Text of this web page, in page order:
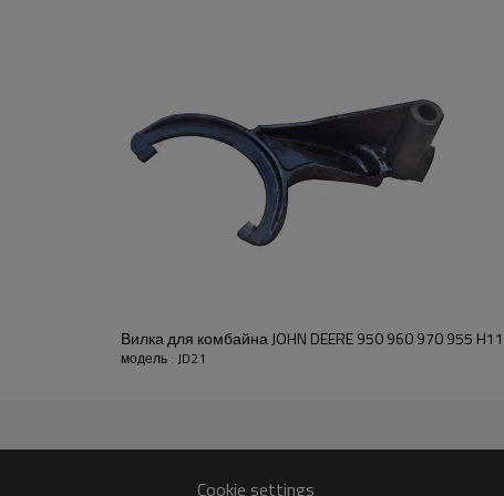
системы трактора.
Функции:
Компания Pairgears
высокоточные,
малошумные, безопасные и
передачи.
Для получения расценок
Вилка для комбайна JOHN DEERE 950 960 970 955
модель : JD21
Cookie settings